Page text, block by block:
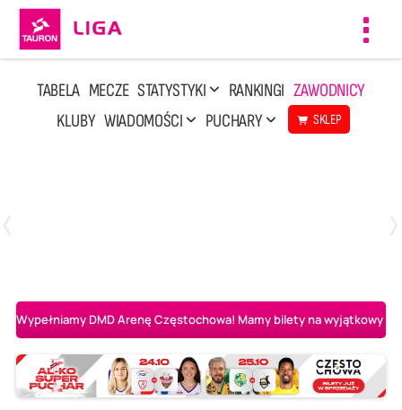
TABELA MECZE STATYSTYKI RANKINGI ZAWODNICY
KLUBY WIADOMOŚCI PUCHARY SKLEP
Wypełniamy DMD Arenę Częstochowa! Mamy bilety na wyjątkowy